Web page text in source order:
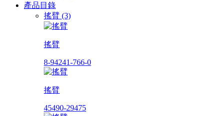
產品目錄
搖臂 (3)
搖臂
8-94241-766-0
搖臂
45490-29475